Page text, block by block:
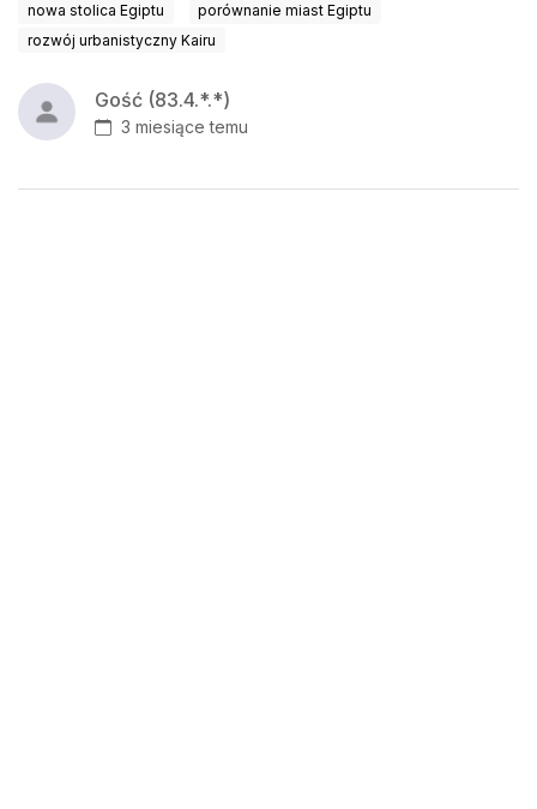
nowa stolica Egiptu
porównanie miast Egiptu
rozwój urbanistyczny Kairu
Gość (83.4.*.*)
3 miesiące temu